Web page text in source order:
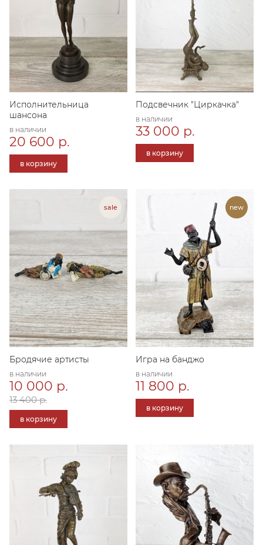
Исполнительница
шансона
в наличии
20 600 р.
в корзину
Подсвечник "Циркачка"
в наличии
33 000 р.
в корзину
Бродячие артисты
в наличии
10 000 р.
13 400 р.
в корзину
Игра на банджо
в наличии
11 800 р.
в корзину